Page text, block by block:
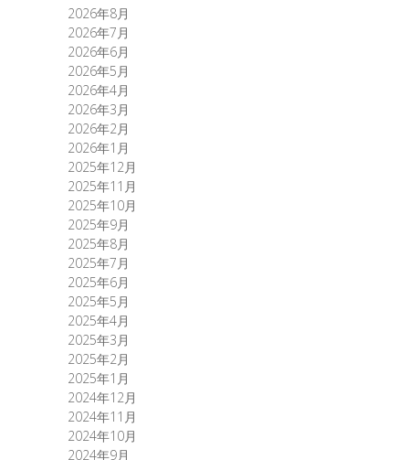
2026年8月
2026年7月
2026年6月
2026年5月
2026年4月
2026年3月
2026年2月
2026年1月
2025年12月
2025年11月
2025年10月
2025年9月
2025年8月
2025年7月
2025年6月
2025年5月
2025年4月
2025年3月
2025年2月
2025年1月
2024年12月
2024年11月
2024年10月
2024年9月